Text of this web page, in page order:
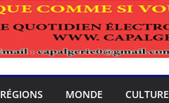
RÉGIONS MONDE CULTURE